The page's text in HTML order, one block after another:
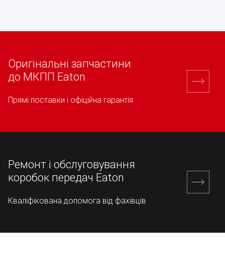
Оригінальні запчастини
до МКПП Eaton
Прямі поставки і офіційна гарантія
Ремонт і обслуговування
коробок передач Eaton
Кваліфікована допомога від фахівців